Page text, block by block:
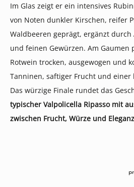
Im Glas zeigt er ein intensives
von Noten dunkler Kirschen, reifer
Waldbeeren geprägt, ergänzt durch
und feinen Gewürzen. Am
Rotwein trocken, ausgewogen und
Tanninen, saftiger Frucht und
Das würzige Finale rundet das
typischer Valpolicella Ripasso mit
zwischen Frucht, Würze und